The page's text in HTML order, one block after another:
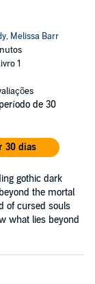
, Melissa Barr
1
de 30
30 dias
gothic dark
the mortal
of cursed souls
what lies beyond